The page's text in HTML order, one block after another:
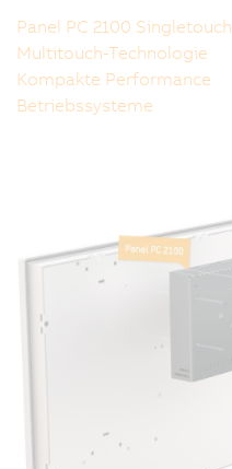
Panel PC 2100 Singletouch
Multitouch-Technologie
Kompakte Performance
Betriebssysteme